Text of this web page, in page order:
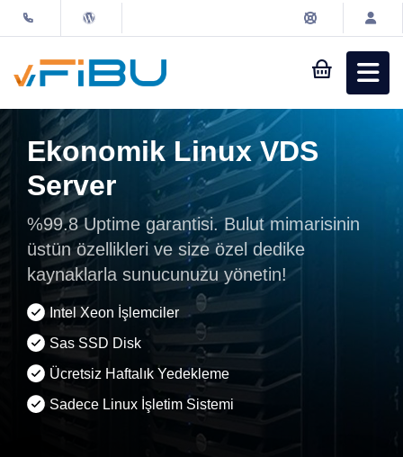
Girişi
Alan Adı
Hosting & Reseller
Sanal Sunucu
Kurumsal
Ekonomik Linux VDS
Server
%99.8 Uptime garantisi. Bulut mimarisinin
üstün özellikleri ve size özel dedike
kaynaklarla sunucunuzu yönetin!
Intel Xeon İşlemciler
Sas SSD Disk
Ücretsiz Haftalık Yedekleme
Sadece Linux İşletim Sistemi